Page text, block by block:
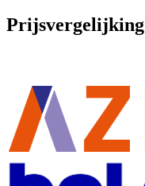
Prijsvergelijking